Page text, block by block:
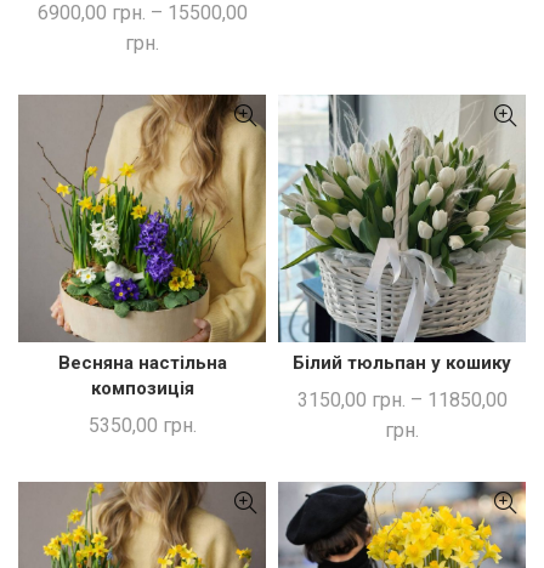
6900,00 грн. – 15500,00
грн.
ДОДАТИ В КОШИК
Весняна настільна
композиція
5350,00 грн.
ШВИДКА ПОКУПКА
Білий тюльпан у кошику
3150,00 грн. – 11850,00
грн.